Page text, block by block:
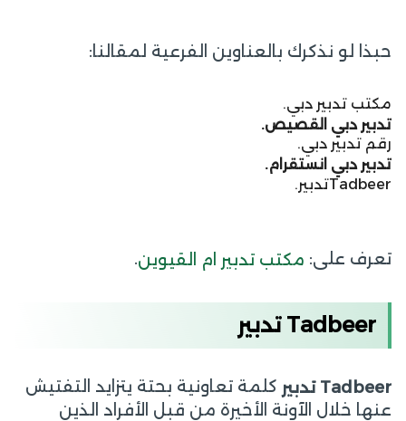
حبذا لو نذكرك بالعناوين الفرعية لمقالنا:
مكتب تدبير دبي.
تدبير دبي القصيص.
رقم تدبير دبي.
تدبير دبي انستقرام.
Tadbeerتدبير.
تعرف على: مكتب تدبير ام القيوين.
Tadbeer تدبير
Tadbeer تدبير كلمة تعاونية بحتة يتزايد التفتيش
عنها خلال الآونة الأخيرة من قبل الأفراد الذين